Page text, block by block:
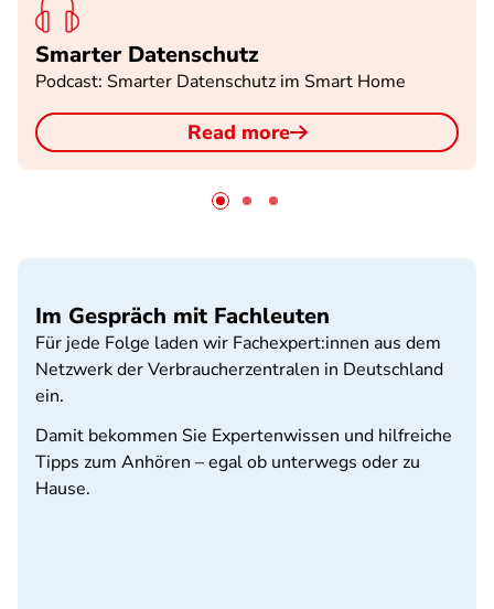
Smarter Datenschutz
Podcast: Smarter Datenschutz im Smart Home
Read more
Im Gespräch mit Fachleuten
Für jede Folge laden wir Fachexpert:innen aus dem
Netzwerk der Verbraucherzentralen in Deutschland
ein.
Damit bekommen Sie Expertenwissen und hilfreiche
Tipps zum Anhören – egal ob unterwegs oder zu
Hause.